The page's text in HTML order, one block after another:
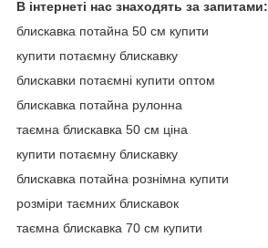
В інтернеті нас знаходять за запитами:
блискавка потайна 50 см купити
купити потаємну блискавку
блискавки потаємні купити оптом
блискавка потайна рулонна
таємна блискавка 50 см ціна
купити потаємну блискавку
блискавка потайна рознімна купити
розміри таємних блискавок
таємна блискавка 70 см купити